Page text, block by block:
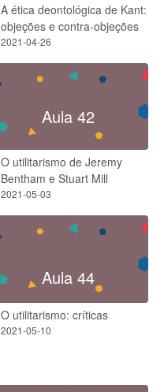
A ética deontológica de Kant:
objeções e contra-objeções
2021-04-26
Aula 42
O utilitarismo de Jeremy
Bentham e Stuart Mill
2021-05-03
Aula 44
O utilitarismo: críticas
2021-05-10